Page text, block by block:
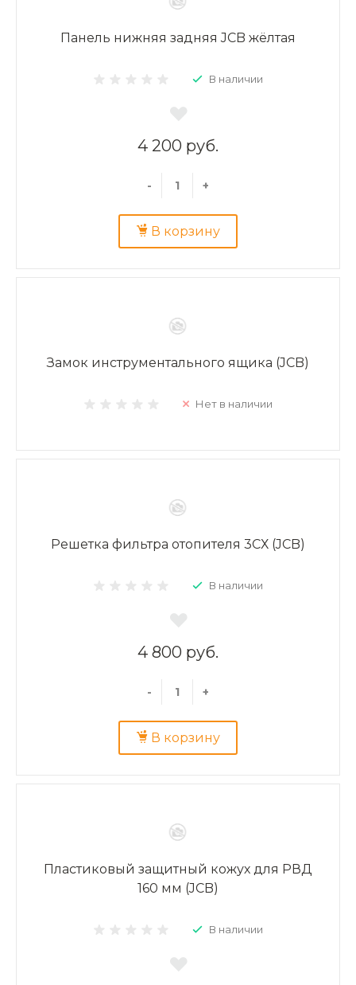
Панель нижняя задняя JCB жёлтая
В наличии
4 200 руб.
- +
В корзину
Замок инструментального ящика (JCB)
Нет в наличии
Решетка фильтра отопителя 3СХ (JCB)
В наличии
4 800 руб.
- +
В корзину
Пластиковый защитный кожух для РВД
160 мм (JCB)
В наличии